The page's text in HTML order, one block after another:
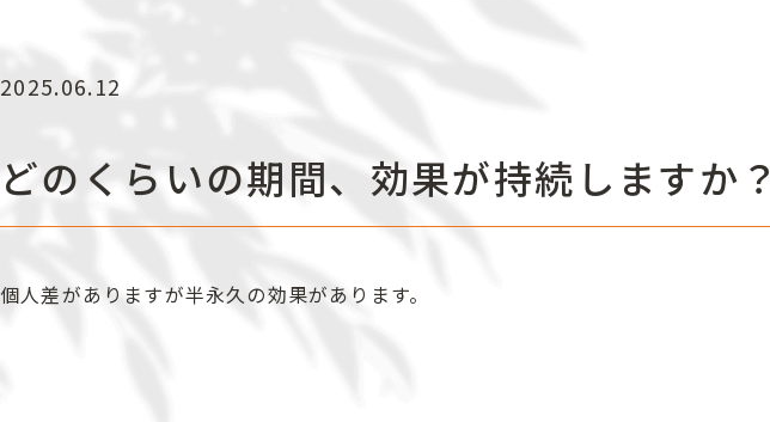
2025.06.12
どのくらいの期間、効果が持続しますか？
個人差がありますが半永久の効果があります。